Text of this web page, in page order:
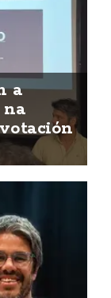
a